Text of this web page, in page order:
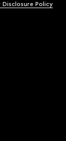
Policy